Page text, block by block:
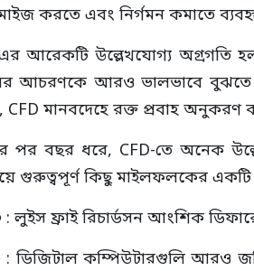
করতে এবং নির্গমন কমাতে
আরেকটি উল্লেখযোগ্য অগ্রগতি
আচরণকে আরও ভালভাবে বুঝতে
CFD মানবদেহে রক্ত প্রবাহ অনুকরণ
পর বছর ধরে, CFD-তে অনেক
গুরুত্বপূর্ণ কিছু মাইলফলকের একটি
লুইস ফ্রাই রিচার্ডসন আংশিক
: ডিজিটাল কম্পিউটারগুলি আরও